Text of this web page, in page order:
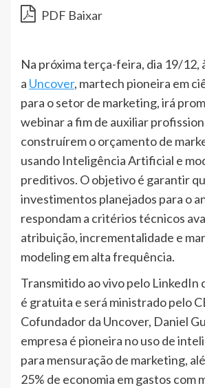
PDF Baixar
Na próxima terça-feira, dia 19/12,
a Uncover, martech pioneira em
para o setor de marketing, irá
webinar a fim de auxiliar
construírem o orçamento de
usando Inteligência Artificial e
preditivos. O objetivo é garantir
investimentos planejados para o
respondam a critérios técnicos
atribuição, incrementalidade e
modeling em alta frequência.
Transmitido ao vivo pelo LinkedIn
é gratuita e será ministrado pelo
Cofundador da Uncover, Daniel
empresa é pioneira no uso de
para mensuração de marketing,
25% de economia em gastos com